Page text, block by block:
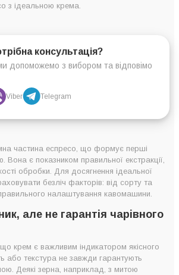
з ідеальною крема.
консультація?
допоможемо з вибором та відповімо
Viber Telegram
частина еспресо, що формує перші
Вона є показником правильної екстракції,
обробки. Для досягнення ідеальної
безліч факторів: від сорту та
налаштування кавомашини.
але не гарантія чарівного
крем є важливим індикатором якісного
або текстура не завжди гарантують
Деякі зерна, наприклад, з митою